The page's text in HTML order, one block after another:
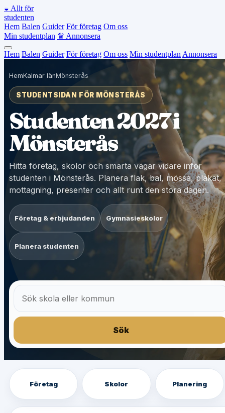
◒ Allt för
studenten
Hem Balen Guider För företag Om oss
Min studentplan ♛ Annonsera
Hem Balen Guider För företag Om oss Min studentplan Annonsera
HemKalmar länMönsterås
STUDENTSIDAN FÖR MÖNSTERÅS
Studenten 2027 i
Mönsterås
Hitta företag, skolor och smarta vägar vidare inför
studenten i Mönsterås. Planera flak, bal, mössa, plakat,
mottagning, presenter och allt runt den stora dagen.
Företag & erbjudanden Gymnasieskolor
Planera studenten
Sök
Företag Skolor Planering